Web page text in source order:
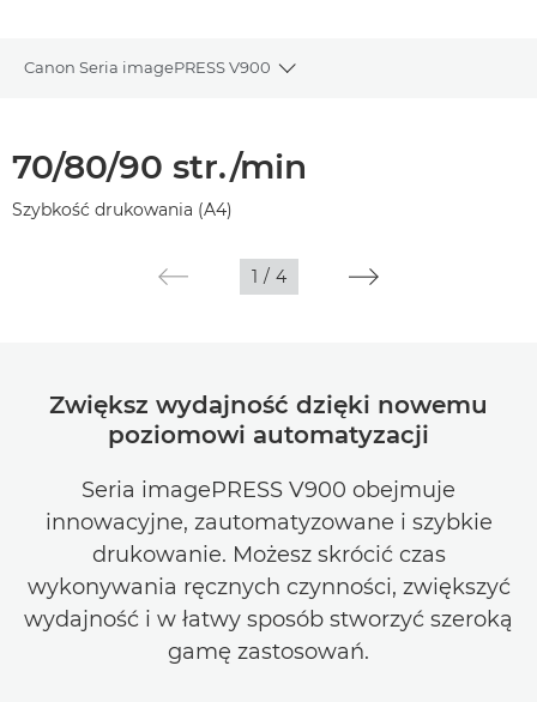
Canon Seria imagePRESS V900
Toggle breadcrumbs
Dane techniczne
70/80/90 str./min
Szybkość drukowania (A4)
1 / 4
Zwiększ wydajność dzięki nowemu
poziomowi automatyzacji
Seria imagePRESS V900 obejmuje
innowacyjne, zautomatyzowane i szybkie
drukowanie. Możesz skrócić czas
wykonywania ręcznych czynności, zwiększyć
wydajność i w łatwy sposób stworzyć szeroką
gamę zastosowań.